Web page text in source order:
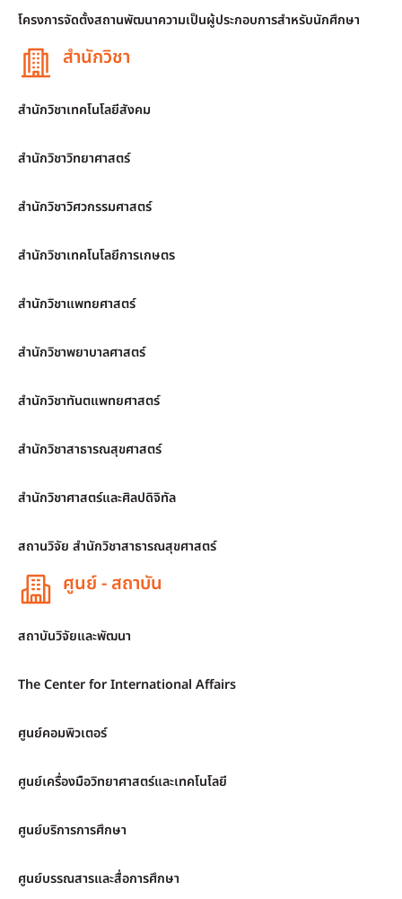
โครงการจัดตั้งสถานพัฒนาความเป็นผู้ประกอบการสำหรับนักศึกษา
สำนักวิชา
สำนักวิชาเทคโนโลยีสังคม
สำนักวิชาวิทยาศาสตร์
สำนักวิชาวิศวกรรมศาสตร์
สำนักวิชาเทคโนโลยีการเกษตร
สำนักวิชาแพทยศาสตร์
สำนักวิชาพยาบาลศาสตร์
สำนักวิชาทันตแพทยศาสตร์
สำนักวิชาสาธารณสุขศาสตร์
สำนักวิชาศาสตร์และศิลปดิจิทัล
สถานวิจัย สำนักวิชาสาธารณสุขศาสตร์
ศูนย์ - สถาบัน
สถาบันวิจัยและพัฒนา
The Center for International Affairs
ศูนย์คอมพิวเตอร์
ศูนย์เครื่องมือวิทยาศาสตร์และเทคโนโลยี
ศูนย์บริการการศึกษา
ศูนย์บรรณสารและสื่อการศึกษา